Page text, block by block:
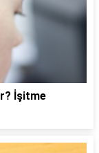
İşitme